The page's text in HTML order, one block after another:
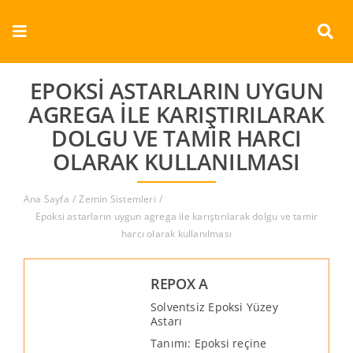
Toggle
Navigation
Kurumsal
Ürünler
Dokümanlar
Referanslar
Aderans
EPOKSI ASTARLARIN UYGUN
AGREGA ILE KARIŞTIRILARAK
DOLGU VE TAMIR HARCI
OLARAK KULLANILMASI
Ana Sayfa
Zemin Sistemleri
Epoksi astarların uygun agrega ile karıştırılarak dolgu ve tamir
harcı olarak kullanılması
REPOX A
Solventsiz Epoksi Yüzey
Astarı
Tanımı: Epoksi reçine